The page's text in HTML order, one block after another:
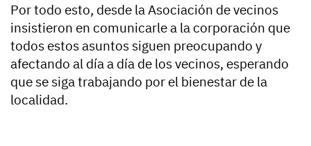
Por todo esto, desde la Asociación de vecinos
insistieron en comunicarle a la corporación que
todos estos asuntos siguen preocupando y
afectando al día a día de los vecinos, esperando
que se siga trabajando por el bienestar de la
localidad.